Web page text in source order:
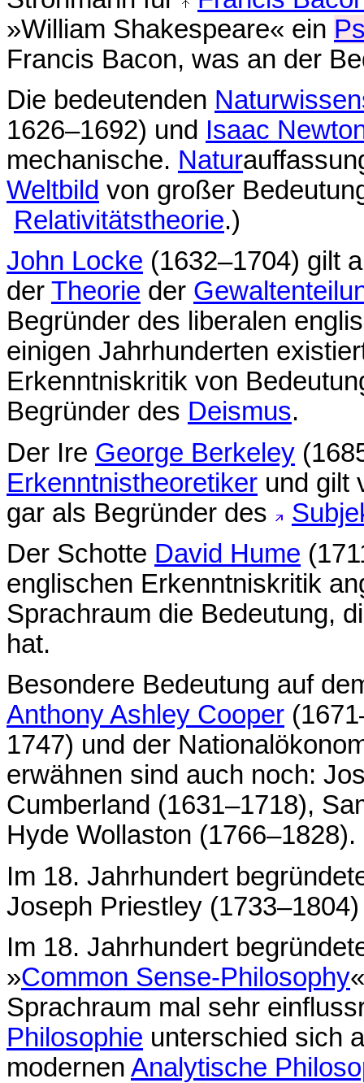
»William Shakespeare« ein
Francis Bacon, was an der
Die bedeutenden
1626–1692) und Isaac
mechanische. Natur
Weltbild von großer
Relativitätstheorie.)
John Locke (1632–1704) gilt
der Theorie der
Begründer des liberalen
einigen Jahrhunderten
Erkenntniskritik von
Begründer des Deismus.
Der Ire George Berkeley
Erkenntnistheoretiker und gilt
gar als Begründer des
Der Schotte David Hume
englischen Erkenntniskritik
Sprachraum die Bedeutung,
hat.
Besondere Bedeutung auf
Anthony Ashley Cooper
1747) und der
erwähnen sind auch noch:
Cumberland (1631–1718),
Hyde Wollaston (1766–1828).
Im 18. Jahrhundert
Joseph Priestley
Im 18. Jahrhundert
»Common Sense-Philosophy
Sprachraum mal sehr
Philosophie unterschied sich
modernen Analytische